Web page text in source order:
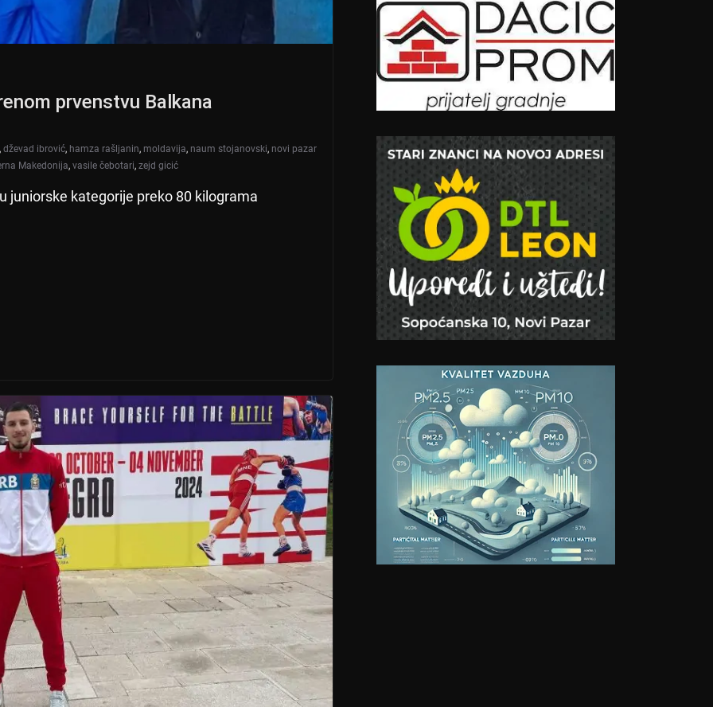
prvenstvu Balkana
, dževad ibrović, hamza rašljanin, moldavija, naum stojanovski, novi pazar
Makedonija, vasile čebotari, zejd gicić
juniorske kategorije preko 80 kilograma